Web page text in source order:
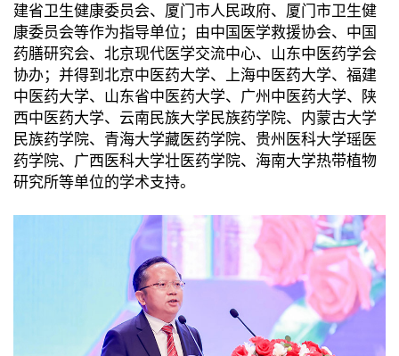
建省卫生健康委员会、厦门市人民政府、厦门市卫生健
康委员会等作为指导单位；由中国医学救援协会、中国
药膳研究会、北京现代医学交流中心、山东中医药学会
协办；并得到北京中医药大学、上海中医药大学、福建
中医药大学、山东省中医药大学、广州中医药大学、陕
西中医药大学、云南民族大学民族药学院、内蒙古大学
民族药学院、青海大学藏医药学院、贵州医科大学瑶医
药学院、广西医科大学壮医药学院、海南大学热带植物
研究所等单位的学术支持。